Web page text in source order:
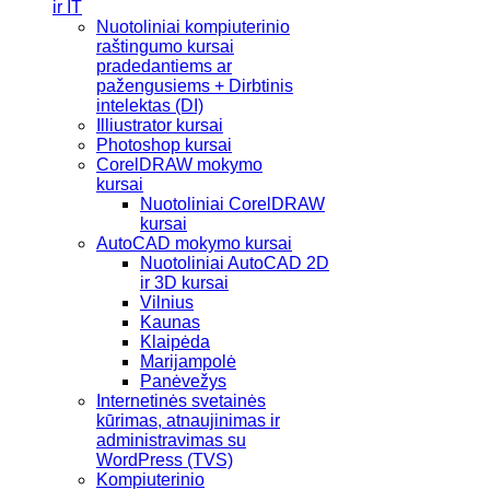
ir IT
Nuotoliniai kompiuterinio
raštingumo kursai
pradedantiems ar
pažengusiems + Dirbtinis
intelektas (DI)
Illiustrator kursai
Photoshop kursai
CorelDRAW mokymo
kursai
Nuotoliniai CorelDRAW
kursai
AutoCAD mokymo kursai
Nuotoliniai AutoCAD 2D
ir 3D kursai
Vilnius
Kaunas
Klaipėda
Marijampolė
Panėvežys
Internetinės svetainės
kūrimas, atnaujinimas ir
administravimas su
WordPress (TVS)
Kompiuterinio